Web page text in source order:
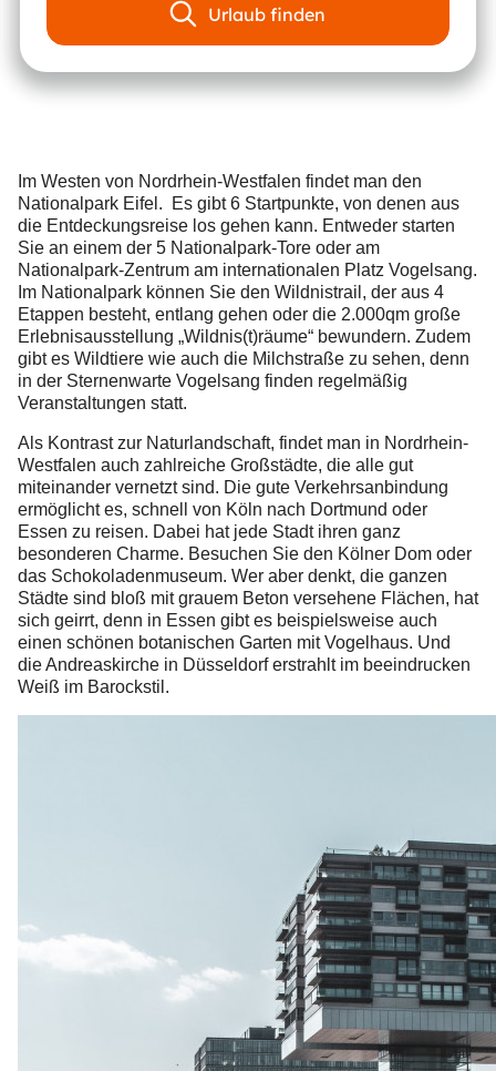
Urlaub finden
Im Westen von Nordrhein-Westfalen findet man den
Nationalpark Eifel. Es gibt 6 Startpunkte, von denen aus
die Entdeckungsreise los gehen kann. Entweder starten
Sie an einem der 5 Nationalpark-Tore oder am
Nationalpark-Zentrum am internationalen Platz Vogelsang.
Im Nationalpark können Sie den Wildnistrail, der aus 4
Etappen besteht, entlang gehen oder die 2.000qm große
Erlebnisausstellung „Wildnis(t)räume“ bewundern. Zudem
gibt es Wildtiere wie auch die Milchstraße zu sehen, denn
in der Sternenwarte Vogelsang finden regelmäßig
Veranstaltungen statt.
Als Kontrast zur Naturlandschaft, findet man in Nordrhein-
Westfalen auch zahlreiche Großstädte, die alle gut
miteinander vernetzt sind. Die gute Verkehrsanbindung
ermöglicht es, schnell von Köln nach Dortmund oder
Essen zu reisen. Dabei hat jede Stadt ihren ganz
besonderen Charme. Besuchen Sie den Kölner Dom oder
das Schokoladenmuseum. Wer aber denkt, die ganzen
Städte sind bloß mit grauem Beton versehene Flächen, hat
sich geirrt, denn in Essen gibt es beispielsweise auch
einen schönen botanischen Garten mit Vogelhaus. Und
die Andreaskirche in Düsseldorf erstrahlt im beeindrucken
Weiß im Barockstil.